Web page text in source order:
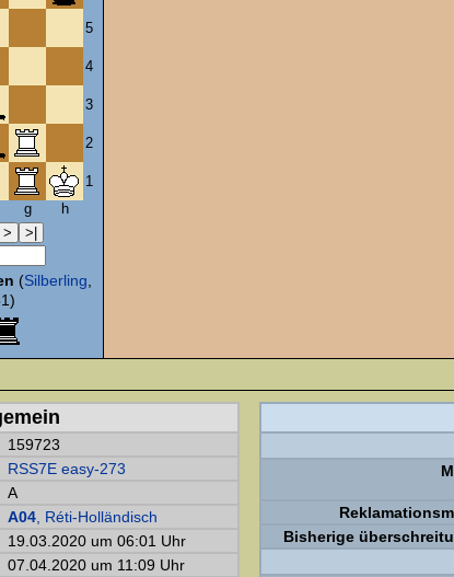
5
4
3
2
1
g h
(Silberling
159723
RSS7E easy-273
A
A04 , Réti-Holländisch
19.03.2020 um 06:01 Uhr
07.04.2020 um 11:09 Uhr
Bisherige